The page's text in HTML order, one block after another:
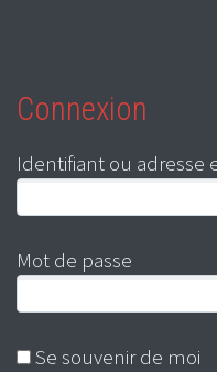
Connexion
Identifiant ou adresse
Mot de passe
Se souvenir de moi